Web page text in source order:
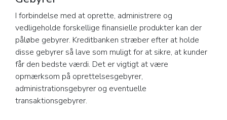
I forbindelse med at oprette, administrere og
vedligeholde forskellige finansielle produkter kan der
påløbe gebyrer. Kreditbanken stræber efter at holde
disse gebyrer så lave som muligt for at sikre, at kunder
får den bedste værdi. Det er vigtigt at være
opmærksom på oprettelsesgebyrer,
administrationsgebyrer og eventuelle
transaktionsgebyrer.